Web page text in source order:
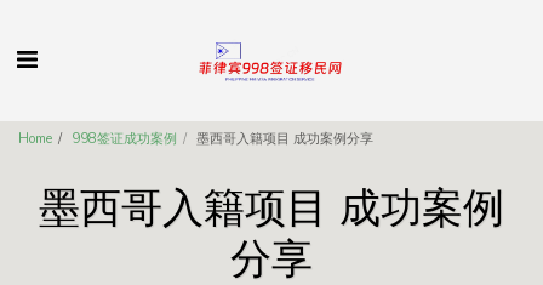
Home 998签证成功案例 墨西哥入籍项目 成功案例分享
墨西哥入籍项目 成功案例
分享